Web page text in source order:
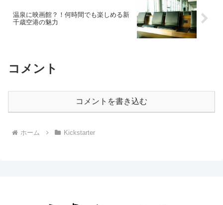
温泉に映画館？！何時間でも楽しめる新
千歳空港の魅力
コメント
コメントを書き込む
ホーム Kickstarter